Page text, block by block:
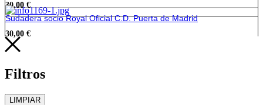
30,00€
Sudadera socio Royal Oficial C.D. Puerta de Madrid
30,00 €
Filtros
LIMPIAR